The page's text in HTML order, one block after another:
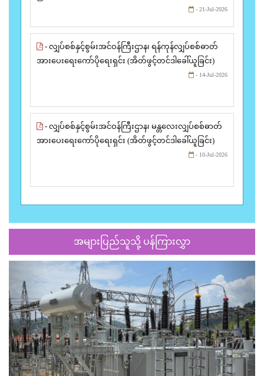
- 21-Jul-2026
- လျှပ်စစ်နှင့်စွမ်းအင်ဝန်ကြီးဌာန၊ ရန်ကုန်လျှပ်စစ်ဓာတ်
အားပေးရေးကော်ပိုရေးရှင်း (အိတ်ဖွင့်တင်ဒါခေါ်ယူခြင်း)
- 14-Jul-2026
- လျှပ်စစ်နှင့်စွမ်းအင်ဝန်ကြီးဌာန၊ မန္တလေးလျှပ်စစ်ဓာတ်
အားပေးရေးကော်ပိုရေးရှင်း (အိတ်ဖွင့်တင်ဒါခေါ်ယူခြင်း)
- 10-Jul-2026
အများပြည်သူသို့ ပန်ကြားလွှာ
Previous